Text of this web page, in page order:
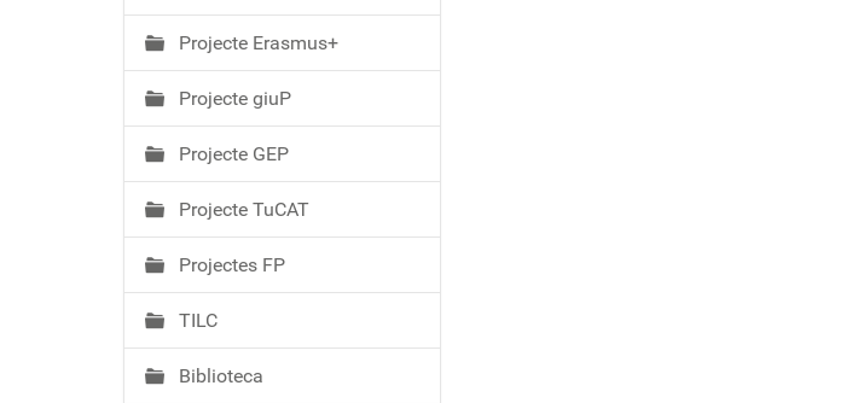
Projecte Erasmus+
Projecte giuP
Projecte GEP
Projecte TuCAT
Projectes FP
TILC
Biblioteca